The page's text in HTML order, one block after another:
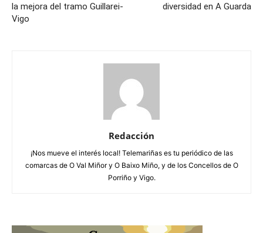
la mejora del tramo Guillarei-
Vigo
diversidad en A Guarda
Redacción
¡Nos mueve el interés local! Telemariñas es tu periódico de las
comarcas de O Val Miñor y O Baixo Miño, y de los Concellos de O
Porriño y Vigo.